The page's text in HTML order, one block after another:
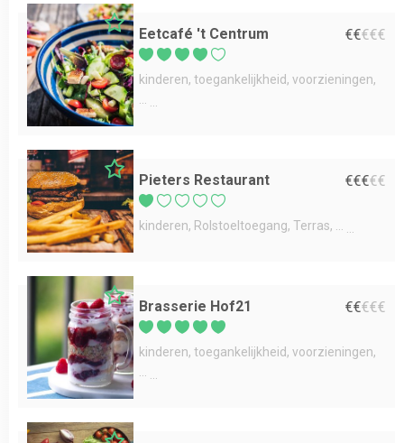
Eetcafé 't Centrum €€€€€
kinderen toegankelijkheid voorzieningen
Pieters Restaurant €€€€€
kinderen Rolstoeltoegang Terras
Brasserie Hof21 €€€€€
kinderen toegankelijkheid voorzieningen